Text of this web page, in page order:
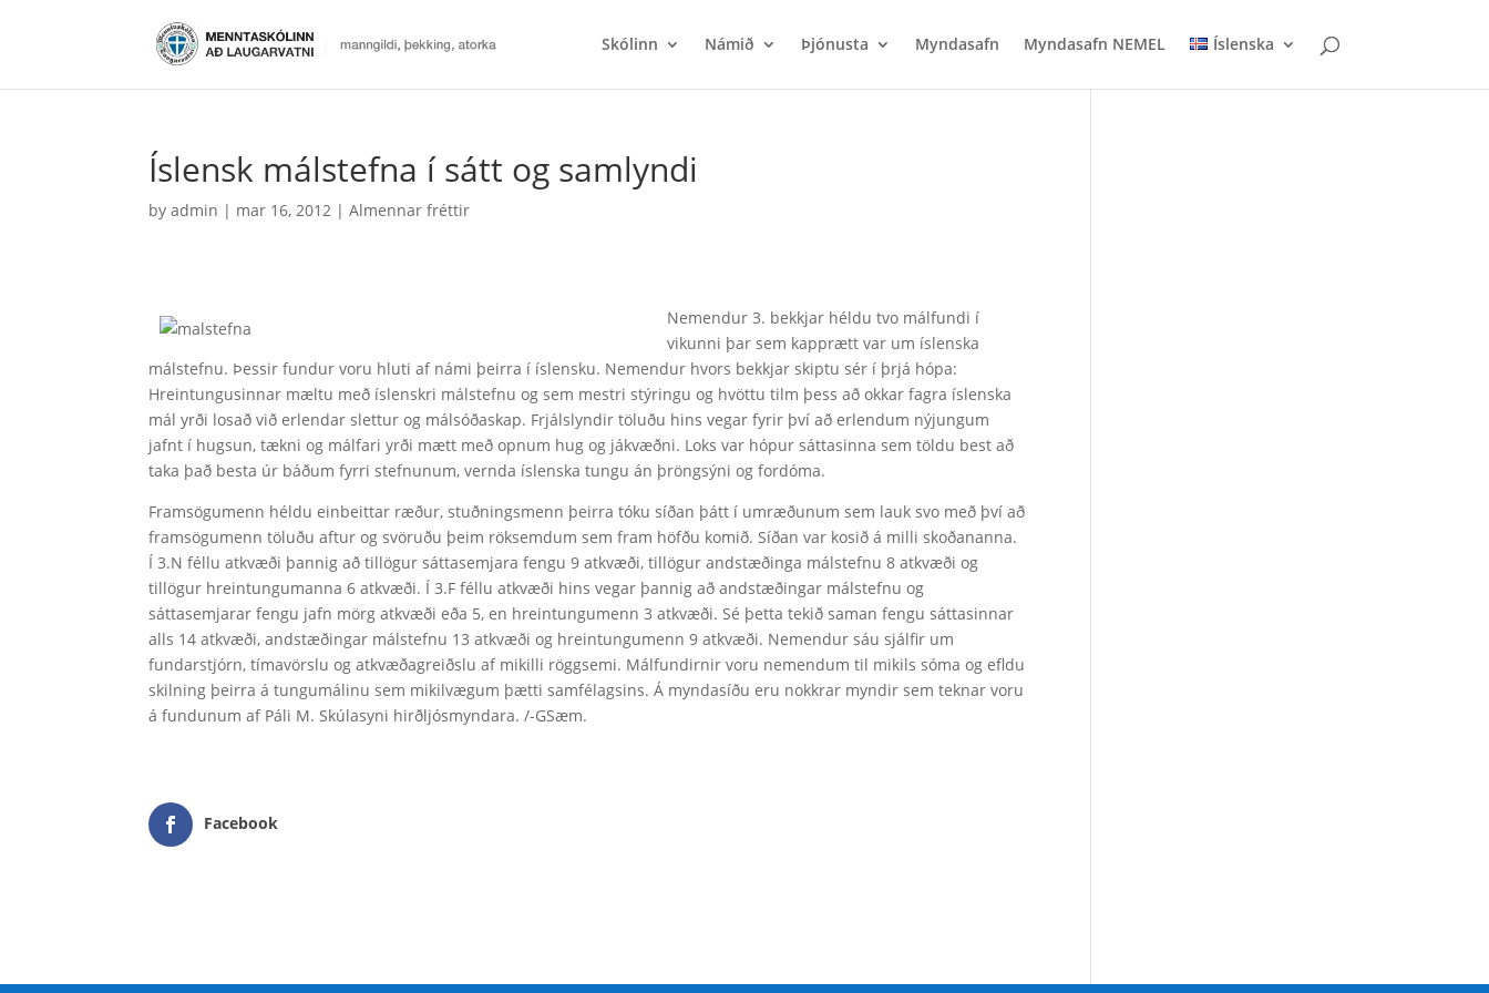
Skólinn Námið Þjónusta Myndasafn Myndasafn NEMEL Íslenska
Íslensk málstefna í sátt og samlyndi
byadmin | mar 16, 2012 |Almennar fréttir
Nemendur 3. bekkjar héldu tvo málfundi í
vikunni þar sem kapprætt var um íslenska
málstefnu. Þessir fundur voru hluti af námi þeirra í íslensku. Nemendur hvors bekkjar skiptu sér í þrjá hópa:
Hreintungusinnar mæltu með íslenskri málstefnu og sem mestri stýringu og hvöttu tilm þess að okkar fagra íslenska
mál yrði losað við erlendar slettur og málsóðaskap. Frjálslyndir töluðu hins vegar fyrir því að erlendum nýjungum
jafnt í hugsun, tækni og málfari yrði mætt með opnum hug og jákvæðni. Loks var hópur sáttasinna sem töldu best að
taka það besta úr báðum fyrri stefnunum, vernda íslenska tungu án þröngsýni og fordóma.
Framsögumenn héldu einbeittar ræður, stuðningsmenn þeirra tóku síðan þátt í umræðunum sem lauk svo með því að
framsögumenn töluðu aftur og svöruðu þeim röksemdum sem fram höfðu komið. Síðan var kosið á milli skoðananna.
Í 3.N féllu atkvæði þannig að tillögur sáttasemjara fengu 9 atkvæði, tillögur andstæðinga málstefnu 8 atkvæði og
tillögur hreintungumanna 6 atkvæði. Í 3.F féllu atkvæði hins vegar þannig að andstæðingar málstefnu og
sáttasemjarar fengu jafn mörg atkvæði eða 5, en hreintungumenn 3 atkvæði. Sé þetta tekið saman fengu sáttasinnar
alls 14 atkvæði, andstæðingar málstefnu 13 atkvæði og hreintungumenn 9 atkvæði. Nemendur sáu sjálfir um
fundarstjórn, tímavörslu og atkvæðagreiðslu af mikilli röggsemi. Málfundirnir voru nemendum til mikils sóma og efldu
skilning þeirra á tungumálinu sem mikilvægum þætti samfélagsins. Á myndasíðu eru nokkrar myndir sem teknar voru
á fundunum af Páli M. Skúlasyni hirðljósmyndara. /-GSæm.
Facebook